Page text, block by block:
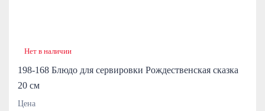
Нет в наличии
198-168 Блюдо для сервировки Рождественская сказка
20 см
Цена